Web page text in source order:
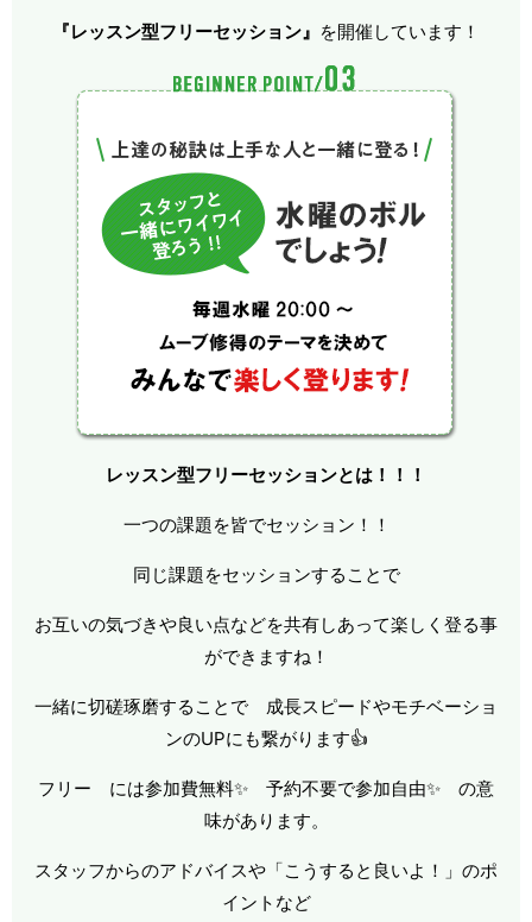
『レッスン型フリーセッション』 を開催しています！
レッスン型フリーセッションとは！！！
一つの課題を皆でセッション！！
同じ課題をセッションすることで
お互いの気づきや良い点などを共有しあって楽しく登る事
ができますね！
一緒に切磋琢磨することで 成長スピードやモチベーショ
ンのUPにも繋がります👍
フリー には参加費無料✨ 予約不要で参加自由✨ の意
味があります。
スタッフからのアドバイスや「こうすると良いよ！」のポ
イントなど